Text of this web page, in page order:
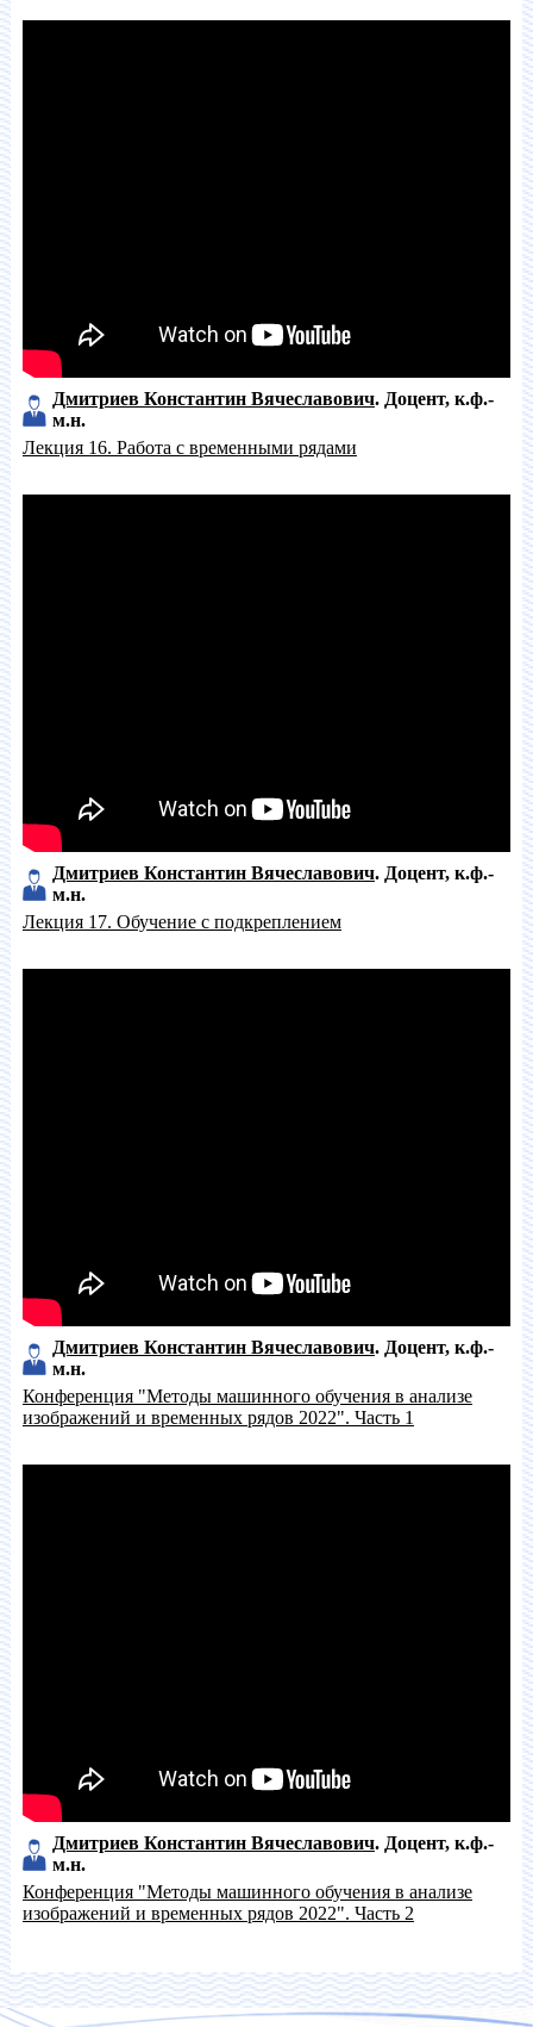
Дмитриев Константин Вячеславович Доцент к.ф.-
м.н.
Лекция 16. Работа с временными рядами
Дмитриев Константин Вячеславович Доцент к.ф.-
м.н.
Лекция 17. Обучение с подкреплением
Дмитриев Константин Вячеславович Доцент к.ф.-
м.н.
Конференция "Методы машинного обучения в анализе
изображений и временных рядов 2022". Часть 1
Дмитриев Константин Вячеславович Доцент к.ф.-
м.н.
Конференция "Методы машинного обучения в анализе
изображений и временных рядов 2022". Часть 2